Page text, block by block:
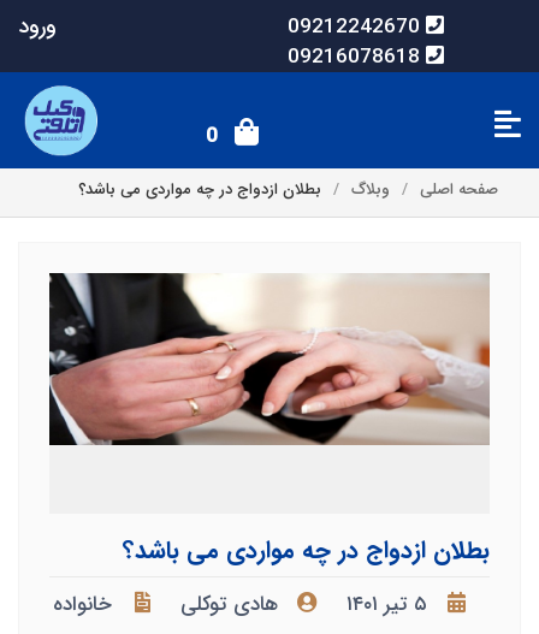
09212242670
09216078618
ورود
0
صفحه اصلی وبلاگ بطلان ازدواج در چه مواردی می باشد؟
بطلان ازدواج در چه مواردی می باشد؟
۵ تیر ۱۴۰۱ هادی توکلی خانواده